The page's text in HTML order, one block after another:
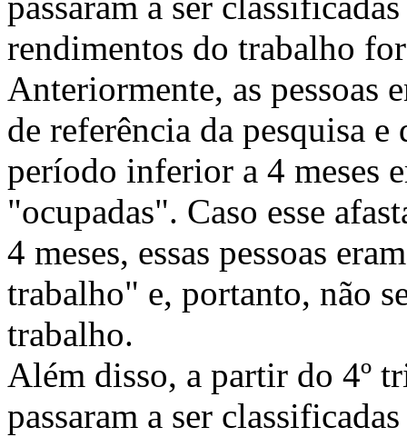
rendimentos do trabalho
Anteriormente, as pessoas
de referência da pesquisa e
período inferior a 4 meses
"ocupadas". Caso esse
4 meses, essas pessoas
trabalho" e, portanto, não
trabalho.
Além disso, a partir do 4º
passaram a ser